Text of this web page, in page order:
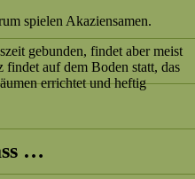
spielen Akaziensamen.
gebunden, findet aber meist
auf dem Boden statt, das
errichtet und heftig
…